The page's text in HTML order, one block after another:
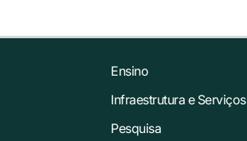
Ensino
Infraestrutura e Serviços
Pesquisa